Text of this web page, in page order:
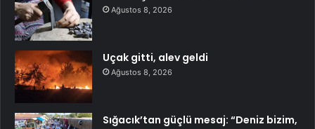
Ağustos 8, 2026
Uçak gitti, alev geldi
Ağustos 8, 2026
Sığacık’tan güçlü mesaj: “Deniz bizim,